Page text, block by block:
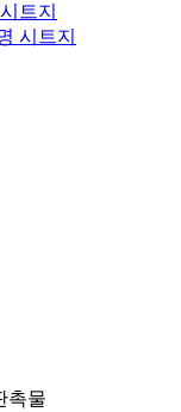
트지
시트지
촉물